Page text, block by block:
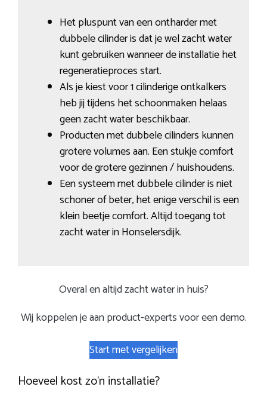
Het pluspunt van een ontharder met
dubbele cilinder is dat je wel zacht water
kunt gebruiken wanneer de installatie het
regeneratieproces start.
Als je kiest voor 1 cilinderige ontkalkers
heb jij tijdens het schoonmaken helaas
geen zacht water beschikbaar.
Producten met dubbele cilinders kunnen
grotere volumes aan. Een stukje comfort
voor de grotere gezinnen / huishoudens.
Een systeem met dubbele cilinder is niet
schoner of beter, het enige verschil is een
klein beetje comfort. Altijd toegang tot
zacht water in Honselersdijk.
Overal en altijd zacht water in huis?
Wij koppelen je aan product-experts voor een demo.
Start met vergelijken
Hoeveel kost zo’n installatie?